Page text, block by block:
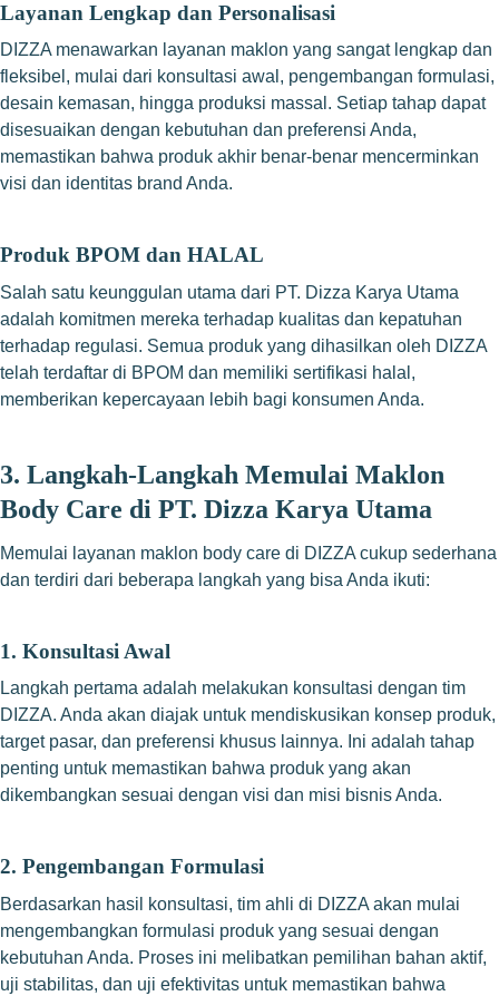
Layanan Lengkap dan Personalisasi
DIZZA menawarkan layanan maklon yang sangat lengkap dan
fleksibel, mulai dari konsultasi awal, pengembangan formulasi,
desain kemasan, hingga produksi massal. Setiap tahap dapat
disesuaikan dengan kebutuhan dan preferensi Anda,
memastikan bahwa produk akhir benar-benar mencerminkan
visi dan identitas brand Anda.
Produk BPOM dan HALAL
Salah satu keunggulan utama dari PT. Dizza Karya Utama
adalah komitmen mereka terhadap kualitas dan kepatuhan
terhadap regulasi. Semua produk yang dihasilkan oleh DIZZA
telah terdaftar di BPOM dan memiliki sertifikasi halal,
memberikan kepercayaan lebih bagi konsumen Anda.
3. Langkah-Langkah Memulai Maklon
Body Care di PT. Dizza Karya Utama
Memulai layanan maklon body care di DIZZA cukup sederhana
dan terdiri dari beberapa langkah yang bisa Anda ikuti:
1. Konsultasi Awal
Langkah pertama adalah melakukan konsultasi dengan tim
DIZZA. Anda akan diajak untuk mendiskusikan konsep produk,
target pasar, dan preferensi khusus lainnya. Ini adalah tahap
penting untuk memastikan bahwa produk yang akan
dikembangkan sesuai dengan visi dan misi bisnis Anda.
2. Pengembangan Formulasi
Berdasarkan hasil konsultasi, tim ahli di DIZZA akan mulai
mengembangkan formulasi produk yang sesuai dengan
kebutuhan Anda. Proses ini melibatkan pemilihan bahan aktif,
uji stabilitas, dan uji efektivitas untuk memastikan bahwa